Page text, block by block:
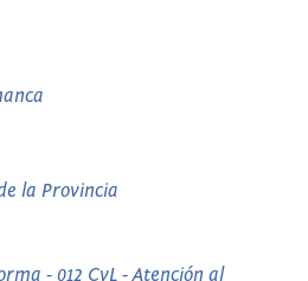
la Provincia
- 012 CyL - Atención al